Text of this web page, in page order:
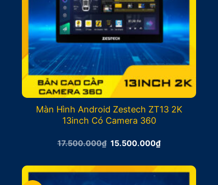
Màn Hình Android Zestech ZT13 2K
13inch Có Camera 360
17.500.000₫ Giá
17.500.000₫.
15.500.000₫Giá
là:
15.500.000₫.